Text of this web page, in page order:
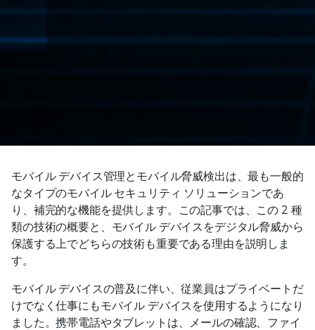
モバイル デバイス管理とモバイル脅威検出は、最も一般的
なタイプのモバイル セキュリティ ソリューションであ
り、補完的な機能を提供します。この記事では、この 2 種
類の技術の概要と、モバイル デバイスをデジタル脅威から
保護する上でどちらの技術も重要である理由を説明しま
す。
モバイル デバイスの普及に伴い、従業員はプライベートだ
けでなく仕事にもモバイル デバイスを使用するようになり
ました。携帯電話やタブレットは、メールの確認、ファイ